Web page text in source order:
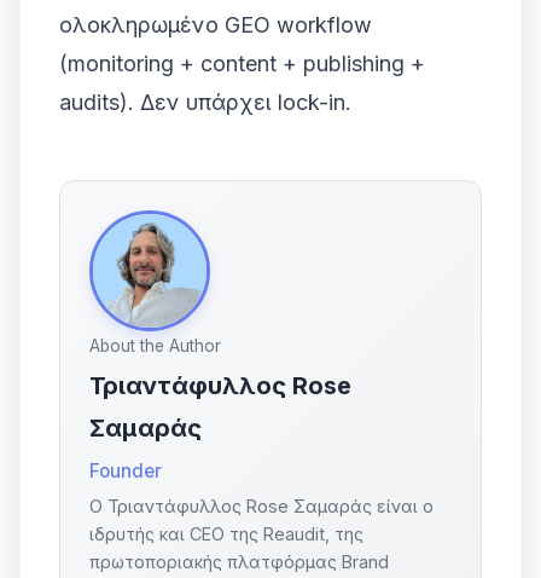
ολοκληρωμένο GEO workflow
(monitoring + content + publishing +
audits). Δεν υπάρχει lock-in.
About the Author
Τριαντάφυλλος Rose
Σαμαράς
Founder
Ο Τριαντάφυλλος Rose Σαμαράς είναι ο
ιδρυτής και CEO της Reaudit, της
πρωτοποριακής πλατφόρμας Brand